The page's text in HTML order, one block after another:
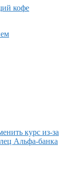
кофе
курс из-за
Альфа-банка